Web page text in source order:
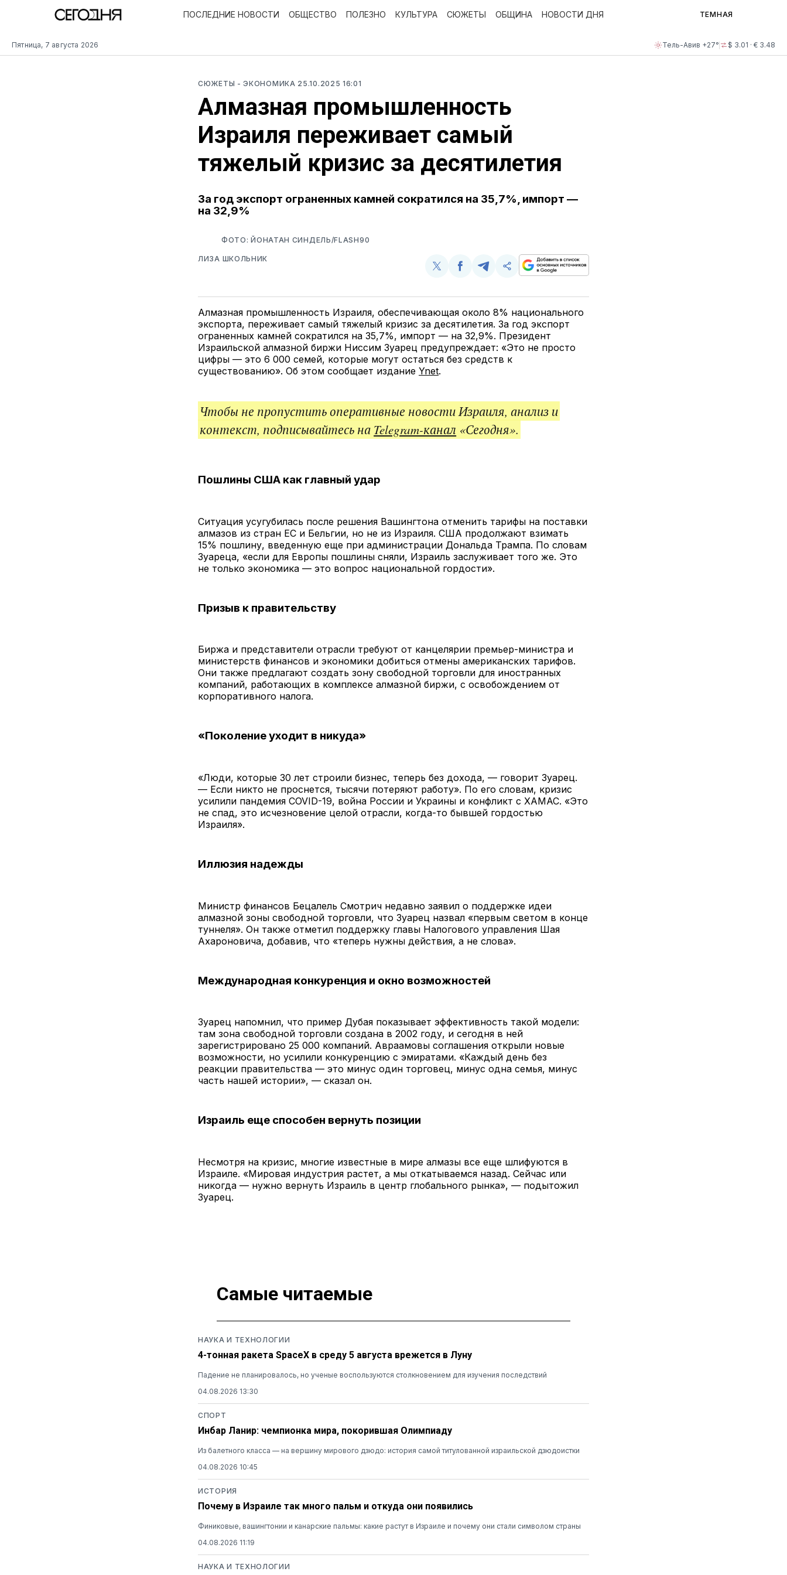
Пятница, 7 августа 2026 Тель-Авив +27° $ 3.01 · € 3.48
ПОСЛЕДНИЕ НОВОСТИ ОБЩЕСТВО ПОЛЕЗНО КУЛЬТУРА СЮЖЕТЫ ОБЩИНА НОВОСТИ ДНЯ ТЕМНАЯ
СЮЖЕТЫ - ЭКОНОМИКА 25.10.2025 16:01
Алмазная промышленность
Израиля переживает самый
тяжелый кризис за десятилетия
За год экспорт ограненных камней сократился на 35,7%, импорт —
на 32,9%
ФОТО: ЙОНАТАН СИНДЕЛЬ/FLASH90
ЛИЗА ШКОЛЬНИК
Поделиться
Twitter
Поделиться
Facebook
Поделиться
Telegram
Скопируйте
поделитесь
ссылкой
Алмазная промышленность Израиля, обеспечивающая около 8% национального
экспорта, переживает самый тяжелый кризис за десятилетия. За год экспорт
ограненных камней сократился на 35,7%, импорт — на 32,9%. Президент
Израильской алмазной биржи Ниссим Зуарец предупреждает: «Это не просто
цифры — это 6 000 семей, которые могут остаться без средств к
существованию». Об этом сообщает издание Ynet.
Чтобы не пропустить оперативные новости Израиля, анализ и
контекст, подписывайтесь на Telegram-канал «Сегодня».
Пошлины США как главный удар
Ситуация усугубилась после решения Вашингтона отменить тарифы на поставки
алмазов из стран ЕС и Бельгии, но не из Израиля. США продолжают взимать
15% пошлину, введенную еще при администрации Дональда Трампа. По словам
Зуареца, «если для Европы пошлины сняли, Израиль заслуживает того же. Это
не только экономика — это вопрос национальной гордости».
Призыв к правительству
Биржа и представители отрасли требуют от канцелярии премьер-министра и
министерств финансов и экономики добиться отмены американских тарифов.
Они также предлагают создать зону свободной торговли для иностранных
компаний, работающих в комплексе алмазной биржи, с освобождением от
корпоративного налога.
«Поколение уходит в никуда»
«Люди, которые 30 лет строили бизнес, теперь без дохода, — говорит Зуарец.
— Если никто не проснется, тысячи потеряют работу». По его словам, кризис
усилили пандемия COVID-19, война России и Украины и конфликт с ХАМАС. «Это
не спад, это исчезновение целой отрасли, когда-то бывшей гордостью
Израиля».
Иллюзия надежды
Министр финансов Бецалель Смотрич недавно заявил о поддержке идеи
алмазной зоны свободной торговли, что Зуарец назвал «первым светом в конце
туннеля». Он также отметил поддержку главы Налогового управления Шая
Ахароновича, добавив, что «теперь нужны действия, а не слова».
Международная конкуренция и окно возможностей
Зуарец напомнил, что пример Дубая показывает эффективность такой модели:
там зона свободной торговли создана в 2002 году, и сегодня в ней
зарегистрировано 25 000 компаний. Авраамовы соглашения открыли новые
возможности, но усилили конкуренцию с эмиратами. «Каждый день без
реакции правительства — это минус один торговец, минус одна семья, минус
часть нашей истории», — сказал он.
Израиль еще способен вернуть позиции
Несмотря на кризис, многие известные в мире алмазы все еще шлифуются в
Израиле. «Мировая индустрия растет, а мы откатываемся назад. Сейчас или
никогда — нужно вернуть Израиль в центр глобального рынка», — подытожил
Зуарец.
Самые читаемые
НАУКА И ТЕХНОЛОГИИ
4-тонная ракета SpaceX в среду 5 августа врежется в Луну
Падение не планировалось, но ученые воспользуются столкновением для изучения последствий
04.08.2026 13:30
СПОРТ
Инбар Ланир: чемпионка мира, покорившая Олимпиаду
Из балетного класса — на вершину мирового дзюдо: история самой титулованной израильской дзюдоистки
04.08.2026 10:45
ИСТОРИЯ
Почему в Израиле так много пальм и откуда они появились
Финиковые, вашингтонии и канарские пальмы: какие растут в Израиле и почему они стали символом страны
04.08.2026 11:19
НАУКА И ТЕХНОЛОГИИ